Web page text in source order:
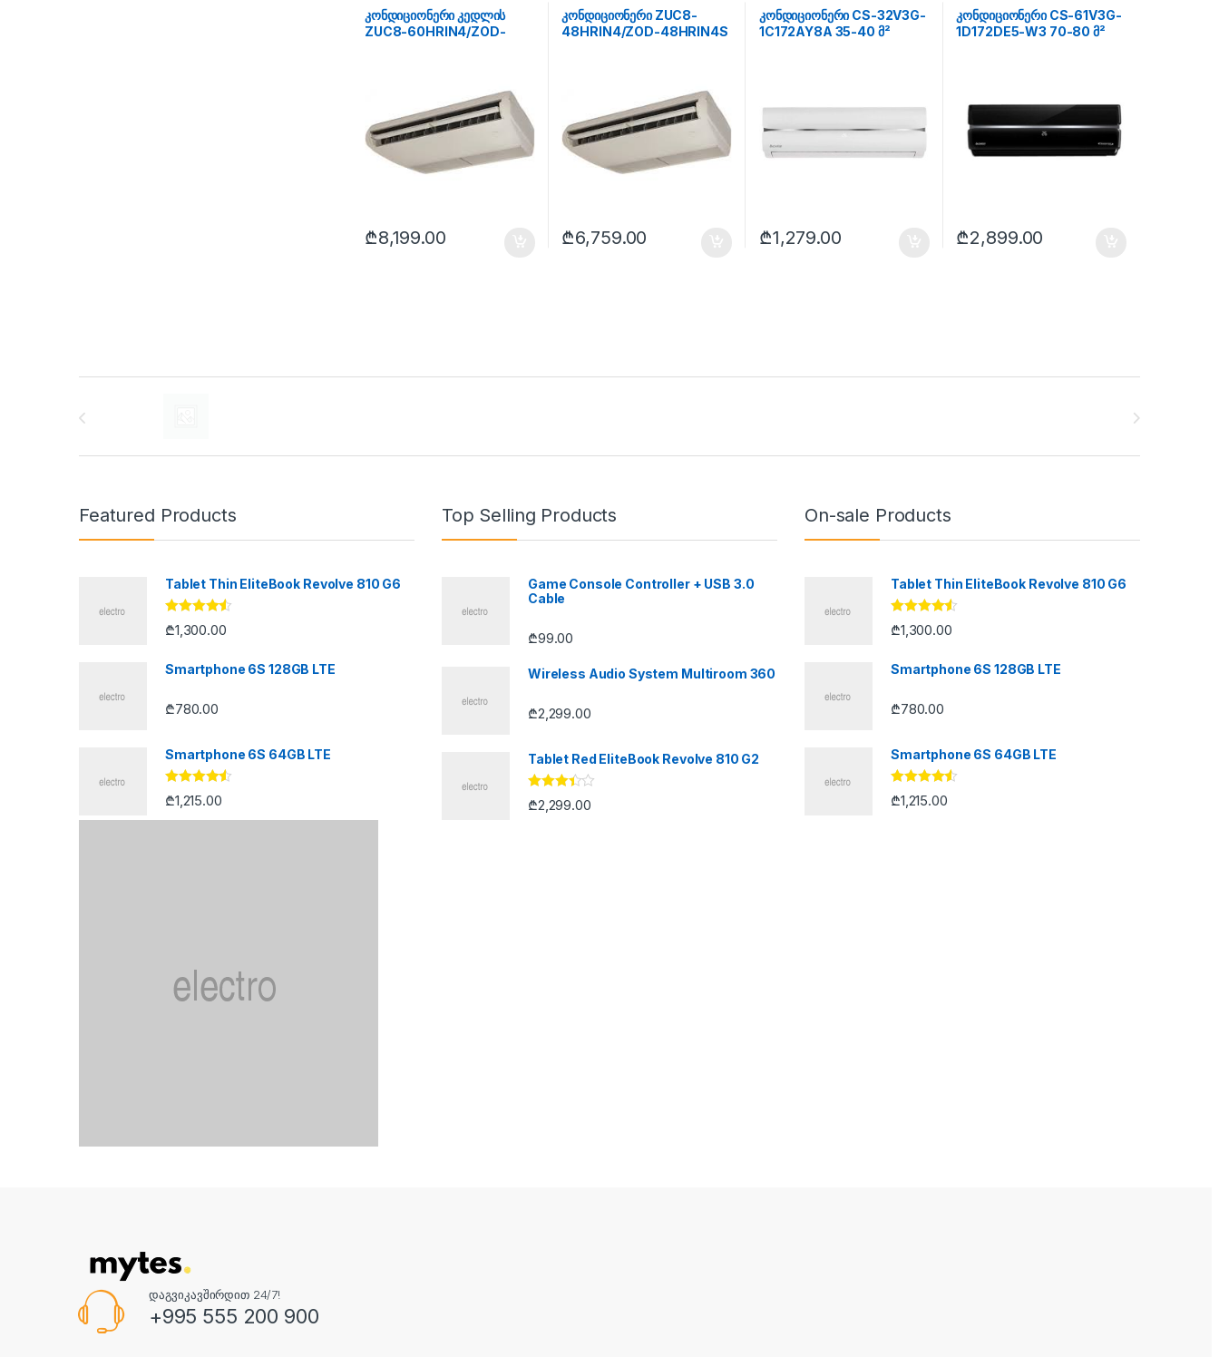
კონდიციონერი კედლის
ZUC8-60HRIN4/ZOD-
₾8,199.00
კონდიციონერი ZUC8-
48HRIN4/ZOD-48HRIN4S
₾6,759.00
კონდიციონერი CS-32V3G-
1C172AY8A 35-40 მ²
₾1,279.00
კონდიციონერი CS-61V3G-
1D172DE5-W3 70-80 მ²
₾2,899.00
Featured Products
Tablet Thin EliteBook Revolve 810 G6
შეფასება
4.33, 5-
₾1,300.00
Smartphone 6S 128GB LTE
₾780.00
Smartphone 6S 64GB LTE
შეფასება
4.33, 5-
დან
₾1,215.00
Top Selling Products
Game Console Controller + USB 3.0
Cable
₾99.00
Wireless Audio System Multiroom 360
₾2,299.00
Tablet Red EliteBook Revolve 810 G2
შეფასე
ბა3.33,
₾2,299.00
On-sale Products
Tablet Thin EliteBook Revolve 810 G6
შეფასება
4.33, 5-
₾1,300.00
Smartphone 6S 128GB LTE
₾780.00
Smartphone 6S 64GB LTE
შეფასება
4.33, 5-
₾1,215.00
დაგვიკავშირდით 24/7!
+995 555 200 900